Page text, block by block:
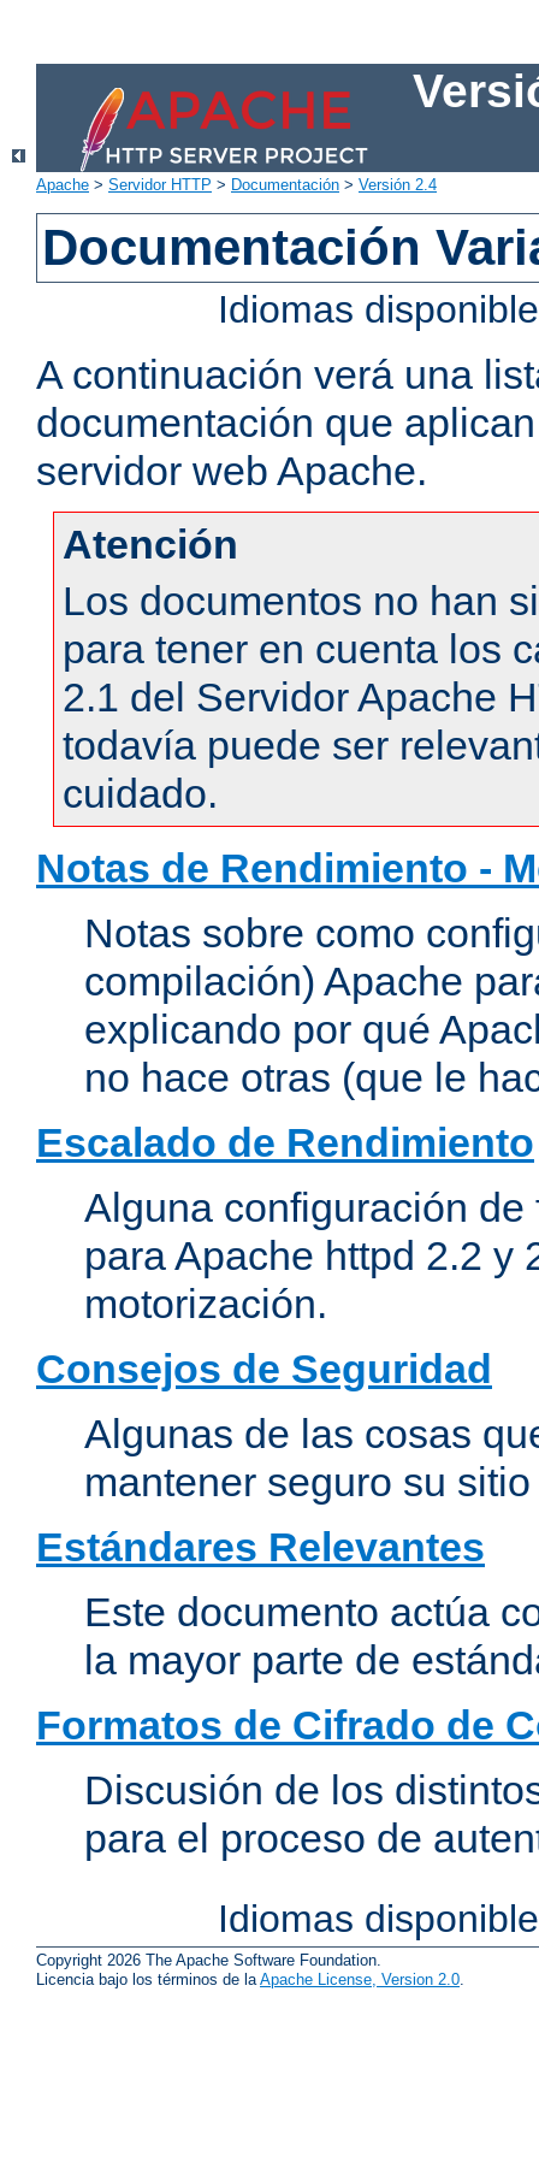
Apache > Servidor HTTP > Documentación > Versión 2.4
Documentación
Idiomas
A continuación verá una
documentación que
servidor web Apache.
Atención
Los documentos no han
para tener en cuenta los
2.1 del Servidor Apache
todavía puede ser
cuidado.
Notas de Rendimiento -
Notas sobre como
compilación) Apache
explicando por qué
no hace otras (que le
Escalado de Rendimiento
Alguna configuración
para Apache httpd 2.2 y
motorización.
Consejos de Seguridad
Algunas de las cosas
mantener seguro su
Estándares Relevantes
Este documento actúa
la mayor parte de
Formatos de Cifrado de
Discusión de los
para el proceso de
Idiomas
Copyright 2026 The Apache Software Foundation.
Licencia bajo los términos de la Apache License, Version 2.0